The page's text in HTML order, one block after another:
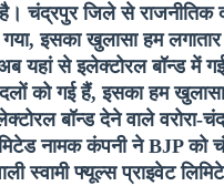
है। चंद्रपुर जिले से
गया, इसका खुलासा हम
यहां से इलेक्टोरल बॉन्ड में
दलों को गई हैं, इसका हम
बॉन्ड देने वाले वरोरा-
नामक कंपनी ने BJP को
स्वामीफ्यूल्स प्राइवेट